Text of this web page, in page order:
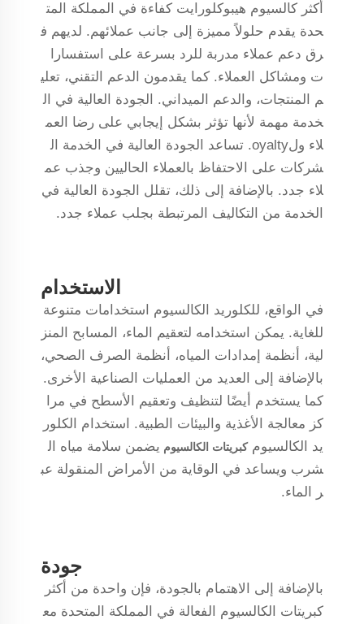
أكثر كالسيوم هيبوكلورايت كفاءة في المملكة المت
حدة يقدم حلولاً مميزة إلى جانب عملائهم. لديهم ف
رق دعم عملاء مدربة للرد بسرعة على استفسارا
ت ومشاكل العملاء. كما يقدمون الدعم التقني، تعلي
م المنتجات، والدعم الميداني. الجودة العالية في ال
خدمة مهمة لأنها تؤثر بشكل إيجابي على رضا العم
لاء ولoyalty. تساعد الجودة العالية في الخدمة ال
شركات على الاحتفاظ بالعملاء الحاليين وجذب عم
لاء جدد. بالإضافة إلى ذلك، تقلل الجودة العالية في
الخدمة من التكاليف المرتبطة بجلب عملاء جدد.
الاستخدام
في الواقع، للكلوريد الكالسيوم استخدامات متنوعة
للغاية. يمكن استخدامه لتعقيم الماء، المسابح المنز
لية، أنظمة إمدادات المياه، أنظمة الصرف الصحي،
بالإضافة إلى العديد من العمليات الصناعية الأخرى.
كما يستخدم أيضًا لتنظيف وتعقيم الأسطح في مرا
كز معالجة الأغذية والبيئات الطبية. استخدام الكلور
يد الكالسيومكبريتات الكالسيوم يضمن سلامة مياه ال
شرب ويساعد في الوقاية من الأمراض المنقولة عب
ر الماء.
جودة
بالإضافة إلى الاهتمام بالجودة، فإن واحدة من أكثر
كبريتات الكالسيوم الفعالة في المملكة المتحدة مع